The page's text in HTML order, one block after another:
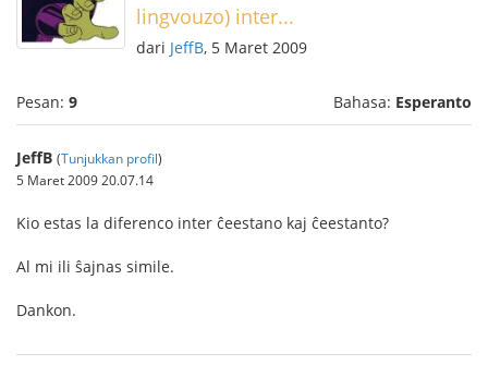
lingvouzo) inter...
dari JeffB, 5 Maret 2009
Pesan: 9 Bahasa: Esperanto
JeffB (Tunjukkan profil)
5 Maret 2009 20.07.14
Kio estas la diferenco inter ĉeestano kaj ĉeestanto?
Al mi ili ŝajnas simile.
Dankon.